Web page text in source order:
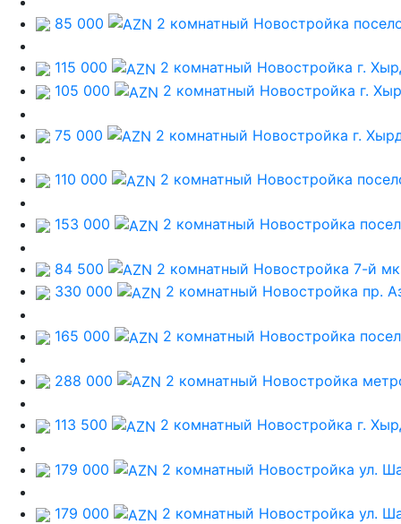
85 000 2 комнатный Новостройка
115 000 2 комнатный Новостройка г.
105 000
2 комнатный Новостройка г.
75 000 2 комнатный Новостройка г.
110 000 2 комнатный Новостройка
153 000 2 комнатный Новостройка
84 500 2 комнатный Новостройка 7-й
330 000
2 комнатный Новостройка пр.
165 000 2 комнатный Новостройка
288 000 2 комнатный Новостройка
113 500 2 комнатный Новостройка г.
179 000 2 комнатный Новостройка ул.
179 000 2 комнатный Новостройка ул.